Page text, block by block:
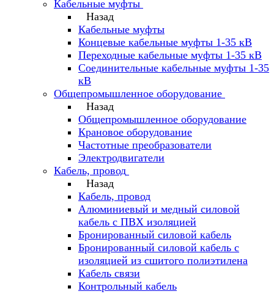
Кабельные муфты
Назад
Кабельные муфты
Концевые кабельные муфты 1-35 кВ
Переходные кабельные муфты 1-35 кВ
Соединительные кабельные муфты 1-35
кВ
Общепромышленное оборудование
Назад
Общепромышленное оборудование
Крановое оборудование
Частотные преобразователи
Электродвигатели
Кабель, провод
Назад
Кабель, провод
Алюминиевый и медный силовой
кабель с ПВХ изоляцией
Бронированный силовой кабель
Бронированный силовой кабель с
изоляцией из сшитого полиэтилена
Кабель связи
Контрольный кабель